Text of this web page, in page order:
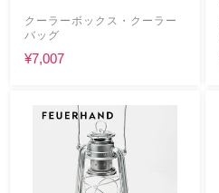
クーラーボックス・クーラー
バッグ
¥7,007